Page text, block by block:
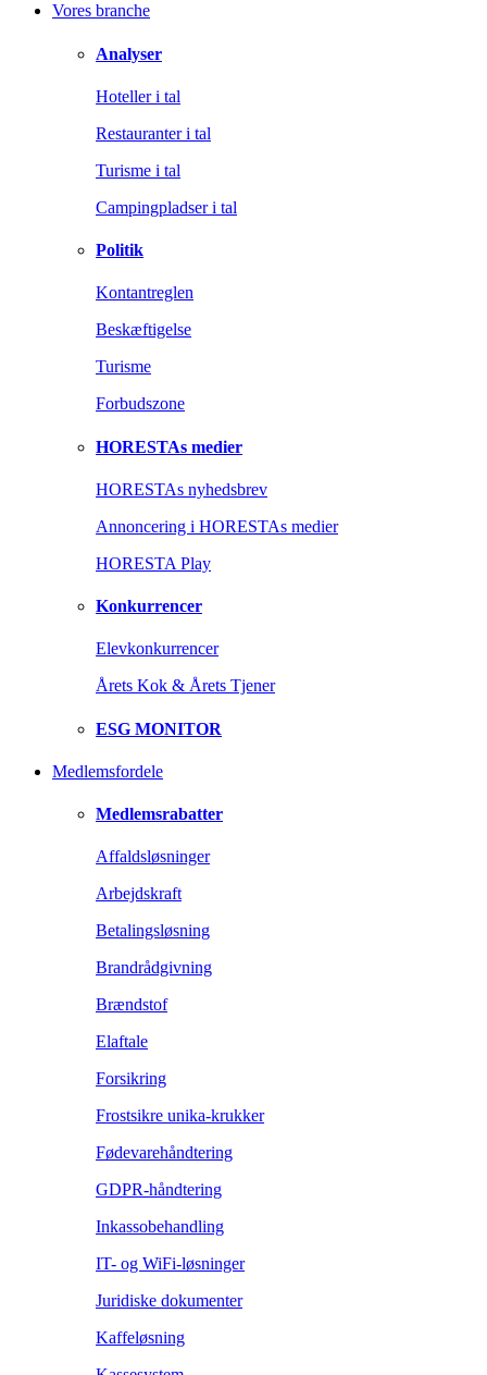
Vores branche
Analyser
Hoteller i tal
Restauranter i tal
Turisme i tal
Campingpladser i tal
Politik
Kontantreglen
Beskæftigelse
Turisme
Forbudszone
HORESTAs medier
HORESTAs nyhedsbrev
Annoncering i HORESTAs medier
HORESTA Play
Konkurrencer
Elevkonkurrencer
Årets Kok & Årets Tjener
ESG MONITOR
Medlemsfordele
Medlemsrabatter
Affaldsløsninger
Arbejdskraft
Betalingsløsning
Brandrådgivning
Brændstof
Elaftale
Forsikring
Frostsikre unika-krukker
Fødevarehåndtering
GDPR-håndtering
Inkassobehandling
IT- og WiFi-løsninger
Juridiske dokumenter
Kaffeløsning